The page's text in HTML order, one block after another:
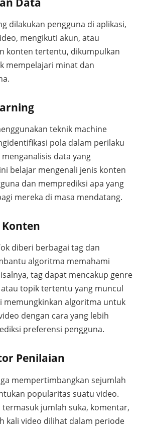
dilakukan pengguna di aplikasi,
mengikuti akun, atau
konten tertentu, dikumpulkan
mempelajari minat dan
teknik machine
pola dalam perilaku
data yang
belajar mengenali jenis konten
dan memprediksi apa yang
mereka di masa mendatang.
diberi berbagai tag dan
algoritma memahami
tag dapat mencakup genre
topik tertentu yang muncul
memungkinkan algoritma untuk
dengan cara yang lebih
preferensi pengguna.
Penilaian
mempertimbangkan sejumlah
popularitas suatu video.
jumlah suka, komentar,
kali video dilihat dalam periode